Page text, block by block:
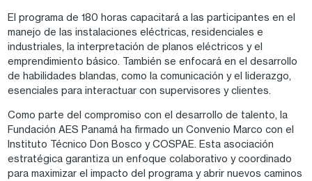
El programa de 180 horas capacitará a las participantes en el
manejo de las instalaciones eléctricas, residenciales e
industriales, la interpretación de planos eléctricos y el
emprendimiento básico. También se enfocará en el desarrollo
de habilidades blandas, como la comunicación y el liderazgo,
esenciales para interactuar con supervisores y clientes.
Como parte del compromiso con el desarrollo de talento, la
Fundación AES Panamá ha firmado un Convenio Marco con el
Instituto Técnico Don Bosco y COSPAE. Esta asociación
estratégica garantiza un enfoque colaborativo y coordinado
para maximizar el impacto del programa y abrir nuevos caminos